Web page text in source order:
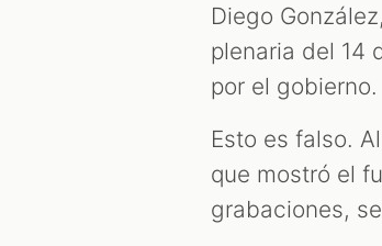
Diego
plenaria del 14
por el gobierno.
Esto es falso.
que mostró el
grabaciones,